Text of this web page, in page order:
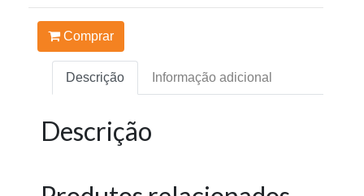
Comprar
Descrição Informação adicional
Descrição